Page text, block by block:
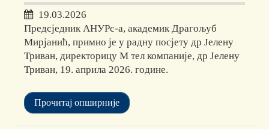
19.03.2026
Предсједник АНУРс-а, академик Драгољуб
Мирјанић, примио је у радну посјету др Јелену
Триван, директорицу М тел компаније, др Јелену
Триван, 19. априла 2026. године.
Прочитај опширније